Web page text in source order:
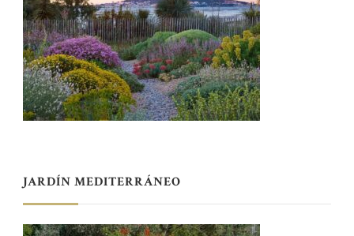
JARDÍN MEDITERRÁNEO